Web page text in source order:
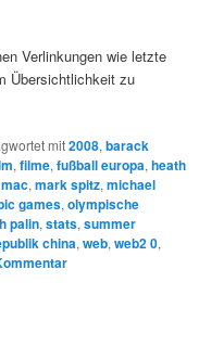
Verlinkungen wie letzte
Übersichtlichkeit zu
mit2008,barack
,filme,fußball europa,heath
mac,mark spitz,michael
games,olympische
palin,stats,summer
china,web,web2 0,